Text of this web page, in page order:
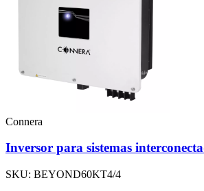
Connera
Inversor para sistemas
SKU: BEYOND60KT4/4